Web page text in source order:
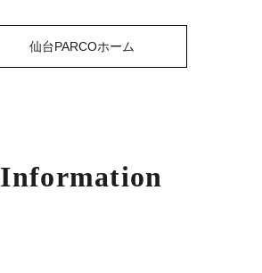
仙台PARCOホーム
Information